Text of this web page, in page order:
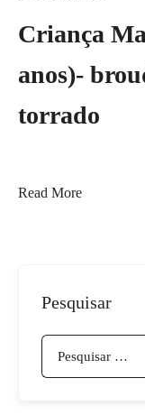
Criança
anos)-
torrado
Read More
Pesquisar
Pesquisar
por: